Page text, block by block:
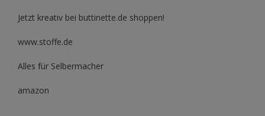
Jetzt kreativ bei buttinette.de shoppen!
www.stoffe.de
Alles für Selbermacher
amazon